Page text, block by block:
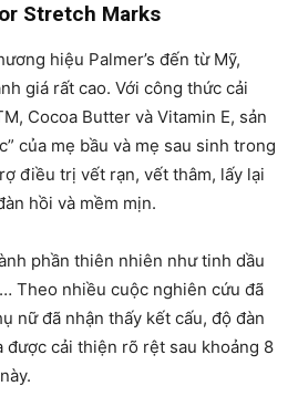
Stretch Marks
hiệu Palmer’s đến từ Mỹ,
giá rất cao. Với công thức cải
Cocoa Butter và Vitamin E, sản
của mẹ bầu và mẹ sau sinh trong
điều trị vết rạn, vết thâm, lấy lại
hồi và mềm mịn.
phần thiên nhiên như tinh dầu
Theo nhiều cuộc nghiên cứu đã
nữ đã nhận thấy kết cấu, độ đàn
được cải thiện rõ rệt sau khoảng 8